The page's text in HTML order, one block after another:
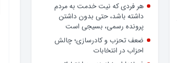
وام ازدواج به بیش از 80درصد
متقاضیان پرداخت شده است
هر فردی که نیت خدمت به مردم
داشته باشد، حتی بدون داشتن
پرونده رسمی، بسیجی است